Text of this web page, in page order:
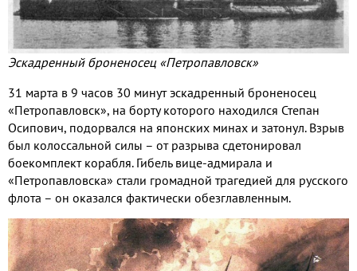
Эскадренный броненосец «Петропавловск»
31 марта в 9 часов 30 минут эскадренный броненосец
«Петропавловск», на борту которого находился Степан
Осипович, подорвался на японских минах и затонул. Взрыв
был колоссальной силы – от разрыва сдетонировал
боекомплект корабля. Гибель вице-адмирала и
«Петропавловска» стали громадной трагедией для русского
флота – он оказался фактически обезглавленным.